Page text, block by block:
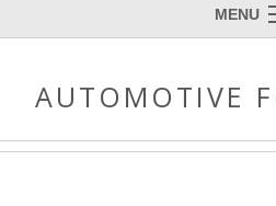
MENU
Portfolio Fotografie
Over mij
AUTOMOTIVE